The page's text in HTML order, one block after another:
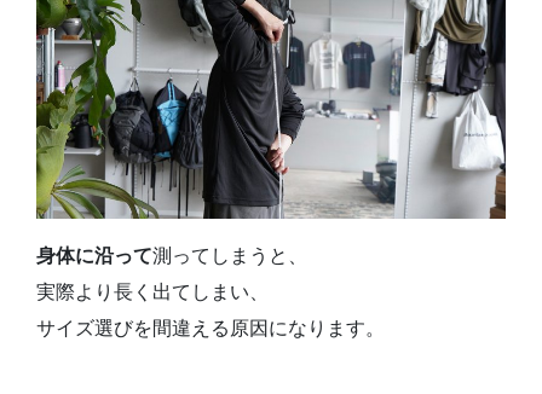
身体に沿って測ってしまうと、
実際より長く出てしまい、
サイズ選びを間違える原因になります。